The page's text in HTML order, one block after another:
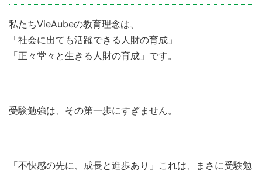
私たちVieAubeの教育理念は、
「社会に出ても活躍できる人財の育成」
「正々堂々と生きる人財の育成」です。
受験勉強は、その第一歩にすぎません。
「不快感の先に、成長と進歩あり」これは、まさに受験勉